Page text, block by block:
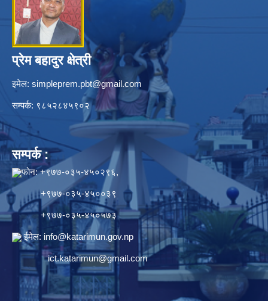
प्रेम बहादुर क्षेत्री
इमेल: simpleprem.pbt@gmail.com
सम्पर्क: ९८५२८४५९०२
सम्पर्क :
फोन: +९७७-०३५-४५०२९६,
+९७७-०३५-४५००३९
+९७७-०३५-४५०५७३
ईमेल: info@katarimun.gov.np
ict.katarimun@gmail.com